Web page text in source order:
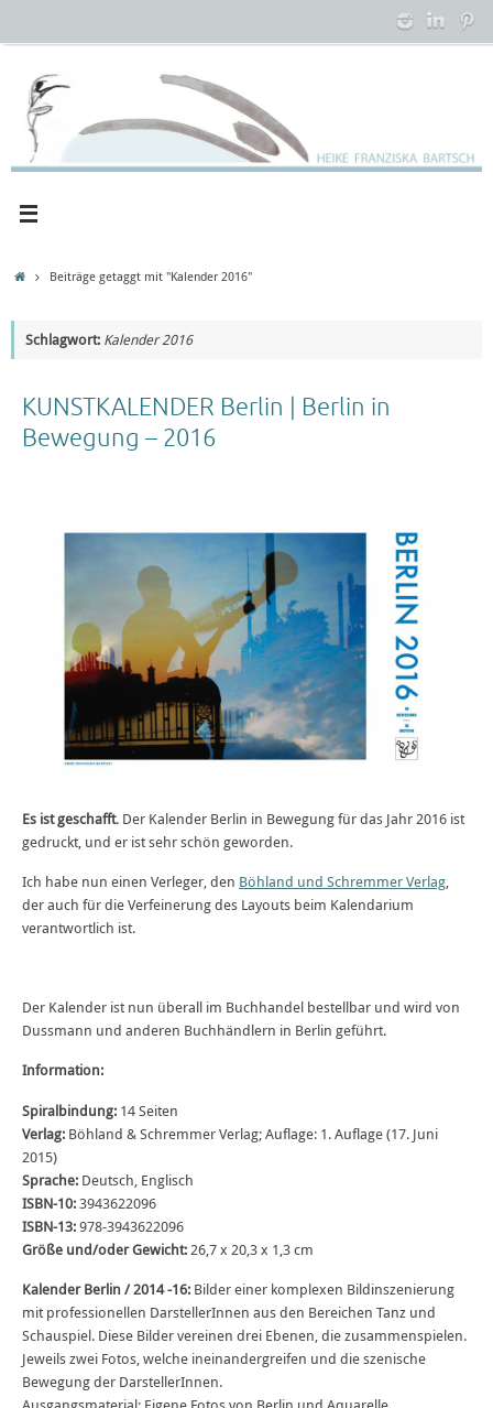
Startseite
Beiträge getaggt mit "Kalender 2016"
Schlagwort: Kalender 2016
KUNSTKALENDER Berlin | Berlin in
Bewegung – 2016
Es ist geschafft. Der Kalender Berlin in Bewegung für das Jahr 2016 ist
gedruckt, und er ist sehr schön geworden.
Ich habe nun einen Verleger, den Böhland und Schremmer Verlag,
der auch für die Verfeinerung des Layouts beim Kalendarium
verantwortlich ist.
Der Kalender ist nun überall im Buchhandel bestellbar und wird von
Dussmann und anderen Buchhändlern in Berlin geführt.
Information:
Spiralbindung: 14 Seiten
Verlag: Böhland & Schremmer Verlag; Auflage: 1. Auflage (17. Juni
2015)
Sprache: Deutsch, Englisch
ISBN-10:3943622096
ISBN-13:978-3943622096
Größe und/oder Gewicht:26,7 x 20,3 x 1,3 cm
Kalender Berlin / 2014 -16: Bilder einer komplexen Bildinszenierung
mit professionellen DarstellerInnen aus den Bereichen Tanz und
Schauspiel. Diese Bilder vereinen drei Ebenen, die zusammenspielen.
Jeweils zwei Fotos, welche ineinandergreifen und die szenische
Bewegung der DarstellerInnen.